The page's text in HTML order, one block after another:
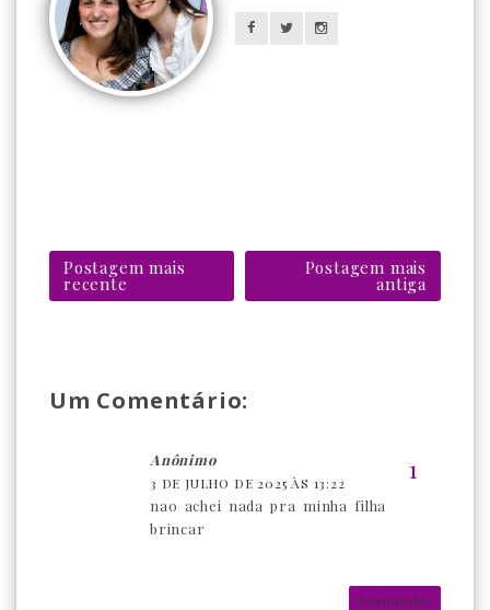
Postagem mais
recente
Postagem mais
antiga
Um Comentário:
Anônimo
3 DE JULHO DE 2025 ÀS 13:22
nao achei nada pra minha filha
brincar
Responder